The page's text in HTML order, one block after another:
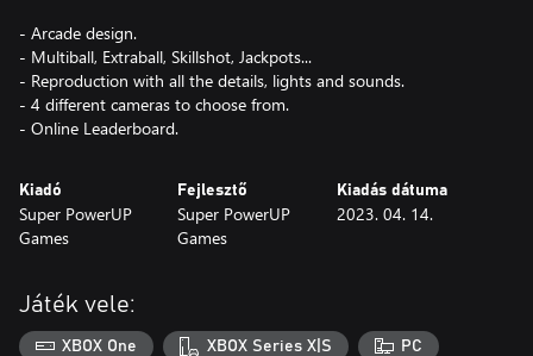
- Arcade design.
- Multiball, Extraball, Skillshot, Jackpots...
- Reproduction with all the details, lights and sounds.
- 4 different cameras to choose from.
- Online Leaderboard.
Kiadó
Super PowerUP
Games
Fejlesztő
Super PowerUP
Games
Kiadás dátuma
2023. 04. 14.
Játék vele:
XBOX One XBOX Series X|S PC